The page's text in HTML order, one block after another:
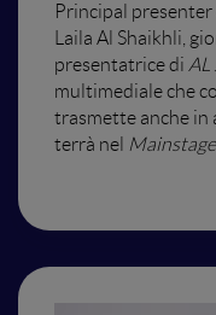
Principal presenter
Laila Al Shaikhli,
presentatrice di AL
multimediale che
trasmette anche in
terrà nel Mainstage